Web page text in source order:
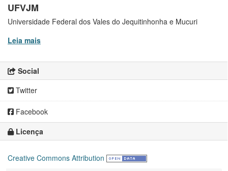
UFVJM
Universidade Federal dos Vales do Jequitinhonha e Mucuri
Leia mais
Social
Twitter
Facebook
Licença
Creative Commons Attribution